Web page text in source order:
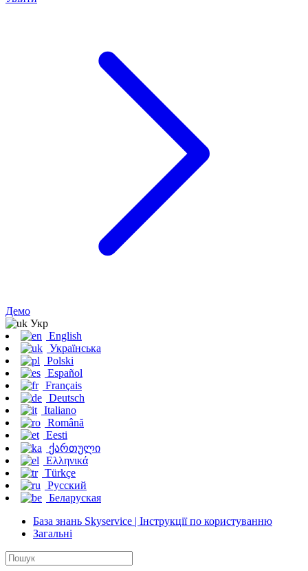
Демо
Укр
English
Українська
Polski
Español
Français
Deutsch
Italiano
Română
Eesti
ქართული
Ελληνικά
Türkçe
Русский
Беларуская
База знань Skyservice | Інструкції по користуванню
Загальні